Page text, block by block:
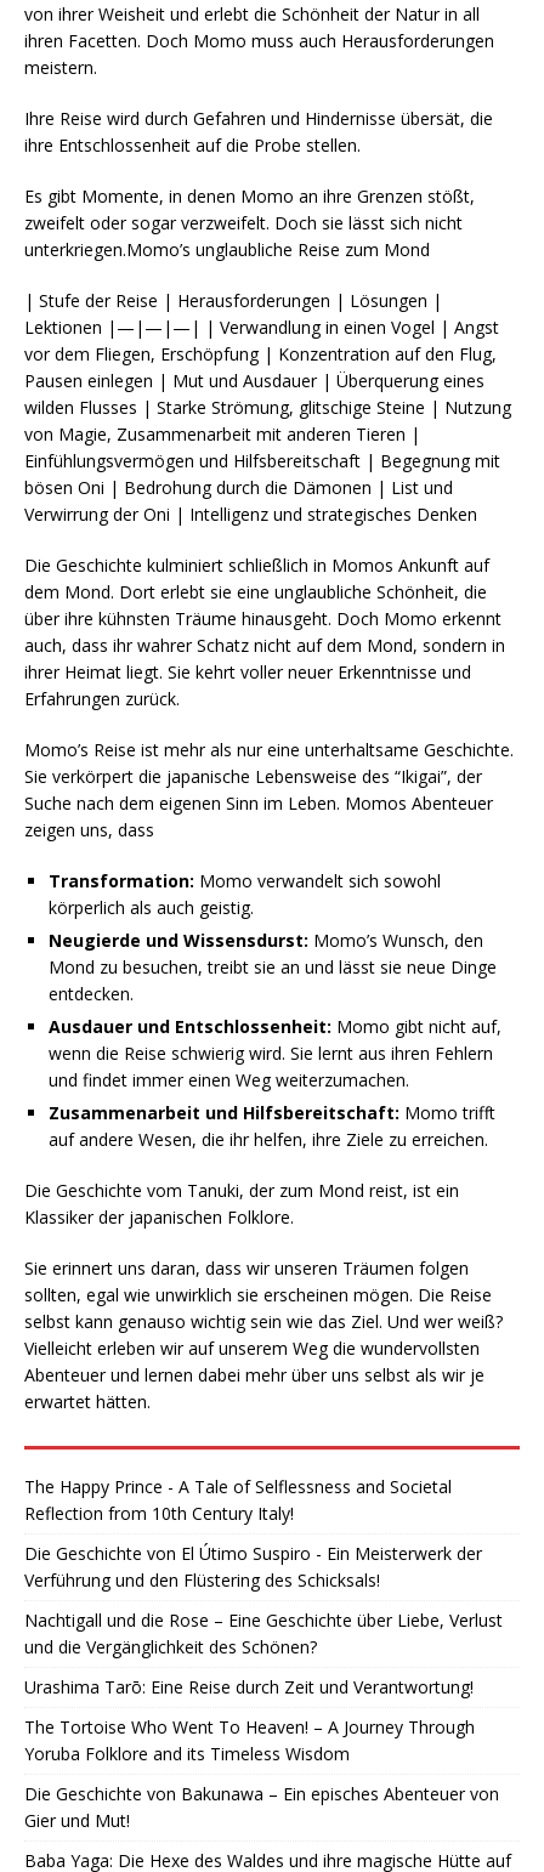
von ihrer Weisheit und erlebt die Schönheit der Natur in all
ihren Facetten. Doch Momo muss auch Herausforderungen
meistern.
Ihre Reise wird durch Gefahren und Hindernisse übersät, die
ihre Entschlossenheit auf die Probe stellen.
Es gibt Momente, in denen Momo an ihre Grenzen stößt,
zweifelt oder sogar verzweifelt. Doch sie lässt sich nicht
unterkriegen.Momo’s unglaubliche Reise zum Mond
| Stufe der Reise | Herausforderungen | Lösungen |
Lektionen |—|—|—| | Verwandlung in einen Vogel | Angst
vor dem Fliegen, Erschöpfung | Konzentration auf den Flug,
Pausen einlegen | Mut und Ausdauer | Überquerung eines
wilden Flusses | Starke Strömung, glitschige Steine | Nutzung
von Magie, Zusammenarbeit mit anderen Tieren |
Einfühlungsvermögen und Hilfsbereitschaft | Begegnung mit
bösen Oni | Bedrohung durch die Dämonen | List und
Verwirrung der Oni | Intelligenz und strategisches Denken
Die Geschichte kulminiert schließlich in Momos Ankunft auf
dem Mond. Dort erlebt sie eine unglaubliche Schönheit, die
über ihre kühnsten Träume hinausgeht. Doch Momo erkennt
auch, dass ihr wahrer Schatz nicht auf dem Mond, sondern in
ihrer Heimat liegt. Sie kehrt voller neuer Erkenntnisse und
Erfahrungen zurück.
Momo’s Reise ist mehr als nur eine unterhaltsame Geschichte.
Sie verkörpert die japanische Lebensweise des “Ikigai”, der
Suche nach dem eigenen Sinn im Leben. Momos Abenteuer
zeigen uns, dass
Transformation: Momo verwandelt sich sowohl
körperlich als auch geistig.
Neugierde und Wissensdurst: Momo’s Wunsch, den
Mond zu besuchen, treibt sie an und lässt sie neue Dinge
entdecken.
Ausdauer und Entschlossenheit: Momo gibt nicht auf,
wenn die Reise schwierig wird. Sie lernt aus ihren Fehlern
und findet immer einen Weg weiterzumachen.
Zusammenarbeit und Hilfsbereitschaft: Momo trifft
auf andere Wesen, die ihr helfen, ihre Ziele zu erreichen.
Die Geschichte vom Tanuki, der zum Mond reist, ist ein
Klassiker der japanischen Folklore.
Sie erinnert uns daran, dass wir unseren Träumen folgen
sollten, egal wie unwirklich sie erscheinen mögen. Die Reise
selbst kann genauso wichtig sein wie das Ziel. Und wer weiß?
Vielleicht erleben wir auf unserem Weg die wundervollsten
Abenteuer und lernen dabei mehr über uns selbst als wir je
erwartet hätten.
The Happy Prince - A Tale of Selflessness and Societal
Reflection from 10th Century Italy!
Die Geschichte von El Útimo Suspiro - Ein Meisterwerk der
Verführung und den Flüstering des Schicksals!
Nachtigall und die Rose – Eine Geschichte über Liebe, Verlust
und die Vergänglichkeit des Schönen?
Urashima Tarō: Eine Reise durch Zeit und Verantwortung!
The Tortoise Who Went To Heaven! – A Journey Through
Yoruba Folklore and its Timeless Wisdom
Die Geschichte von Bakunawa – Ein episches Abenteuer von
Gier und Mut!
Baba Yaga: Die Hexe des Waldes und ihre magische Hütte auf